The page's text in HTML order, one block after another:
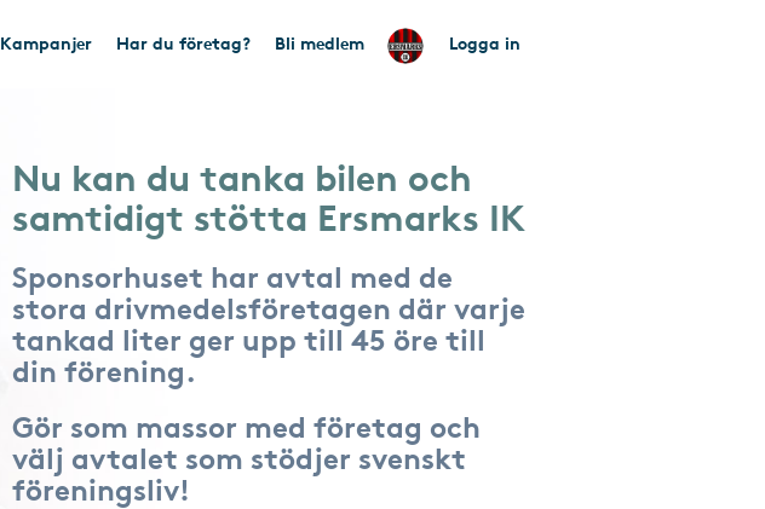
Kampanjer Har du företag? Bli medlem Logga in
Nu kan du tanka bilen och
samtidigt stötta Ersmarks IK
Sponsorhuset har avtal med de
stora drivmedelsföretagen där varje
tankad liter ger upp till 45 öre till
din förening.
Gör som massor med företag och
välj avtalet som stödjer svenskt
föreningsliv!